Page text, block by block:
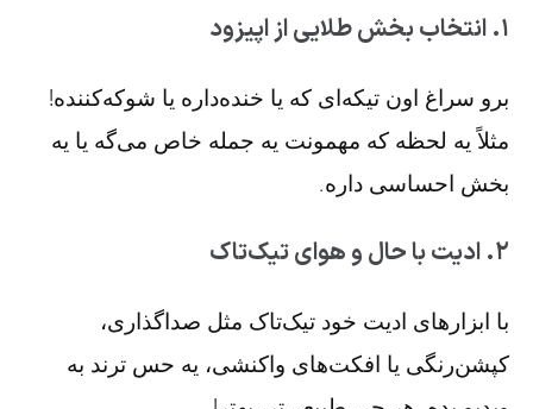
۱. انتخاب بخش طلایی از اپیزود
برو سراغ اون تیکه‌ای که یا خنده‌داره یا شوکه‌کننده!
مثلاً یه لحظه که مهمونت یه جمله خاص می‌گه یا یه
بخش احساسی داره.
۲. ادیت با حال و هوای تیک‌تاک
با ابزارهای ادیت خود تیک‌تاک مثل صداگذاری،
کپشن‌رنگی یا افکت‌های واکنشی، یه حس ترند به